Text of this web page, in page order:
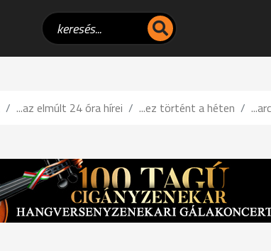
...az elmúlt 24 óra hírei ...ez történt a héten